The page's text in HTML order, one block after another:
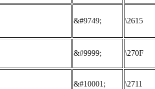
&#9749; \2615
&#9999; \270F
&#10001; \2711